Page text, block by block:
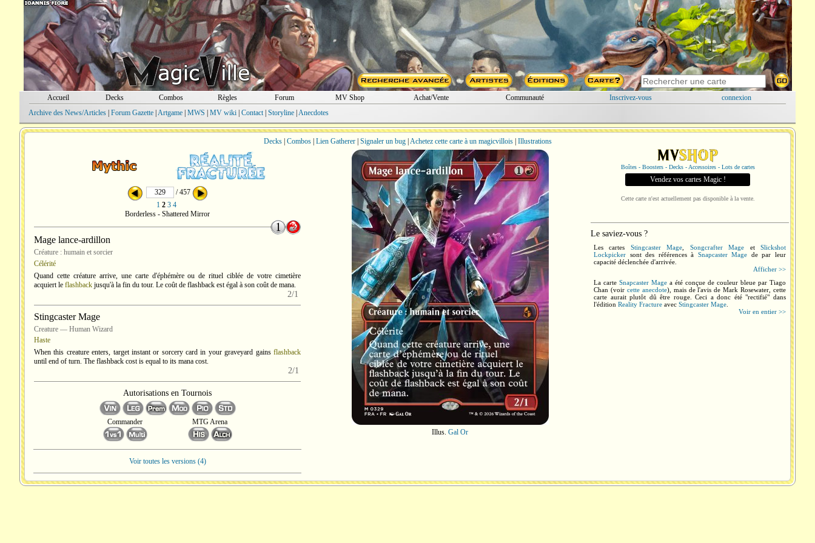
Accueil Decks Combos Règles Forum MV Shop Achat/Vente Communauté Inscrivez-vous
connexion
Archive des News/Articles| Forum Gazette| Artgame| MWS MV wiki| Contact| Storyline| Anecdotes
Decks| Combos| Lien Gatherer| Signaler un bug| Achetez cette carte à un magicvillois| Illustrations
/ 457
1 2 3 4
Borderless - Shattered Mirror
Mage lance-ardillon
Créature : humain et sorcier
Célérité
Quand cette créature arrive, une carte d'éphémère ou de rituel ciblée de votre cimetière
acquiert le flashback jusqu'à la fin du tour. Le coût de flashback est égal à son coût de mana.
2/1
Stingcaster Mage
Creature — Human Wizard
Haste
When this creature enters, target instant or sorcery card in your graveyard gains flashback
until end of turn. The flashback cost is equal to its mana cost.
2/1
Autorisations en Tournois
Commander MTG Arena
Voir toutes les versions (4)
Illus. Gal Or
Boîtes - Boosters - Decks - Accessoires - Lots de cartes
Vendez vos cartes Magic !
Cette carte n'est actuellement pas disponible à la vente.
Le saviez-vous ?
Les cartes Stingcaster Mage Songcrafter Mage etSlickshot
Lockpicker sont des références à Snapcaster Mage de par leur
capacité déclenchée d'arrivée.
Afficher >>
La carte Snapcaster Mage a été conçue de couleur bleue par Tiago
Chan (voir cette anecdote), mais de l'avis de Mark Rosewater, cette
carte aurait plutôt dû être rouge. Ceci a donc été "rectifié" dans
l'édition Reality Fracture avec Stingcaster Mage
Voir en entier >>